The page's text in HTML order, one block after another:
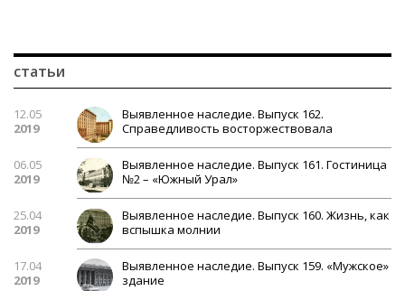
статьи
12.05
2019
Выявленное наследие. Выпуск 162.
Справедливость восторжествовала
06.05
2019
Выявленное наследие. Выпуск 161. Гостиница
№2 – «Южный Урал»
25.04
2019
Выявленное наследие. Выпуск 160. Жизнь, как
вспышка молнии
17.04
2019
Выявленное наследие. Выпуск 159. «Мужское»
здание